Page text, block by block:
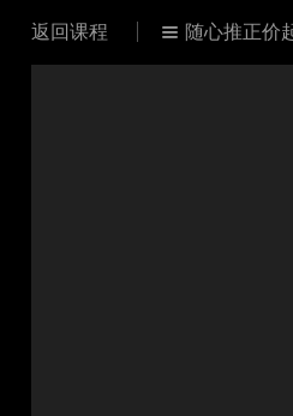
返回课程  随心推正价